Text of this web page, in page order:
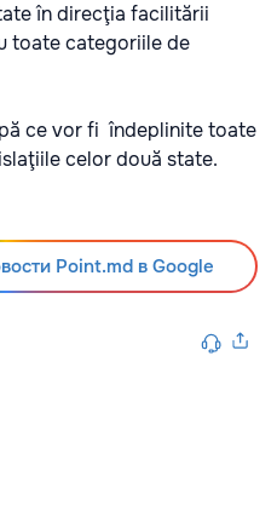
în direcţia facilitării
toate categoriile de
ce vor fi îndeplinite toate
celor două state.
Point.md в Google